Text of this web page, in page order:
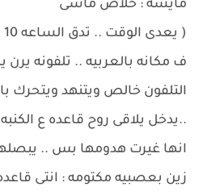
مايسه : خلاص ماشى
ف مكانه بالعربيه .. تلفونه
التلفون خالص ويتنهد ويتحرك
..يدخل يلاقى روح قاعده ع
انها غيرت هدومها بس ..
زين بعصبيه مكتومه : انتى